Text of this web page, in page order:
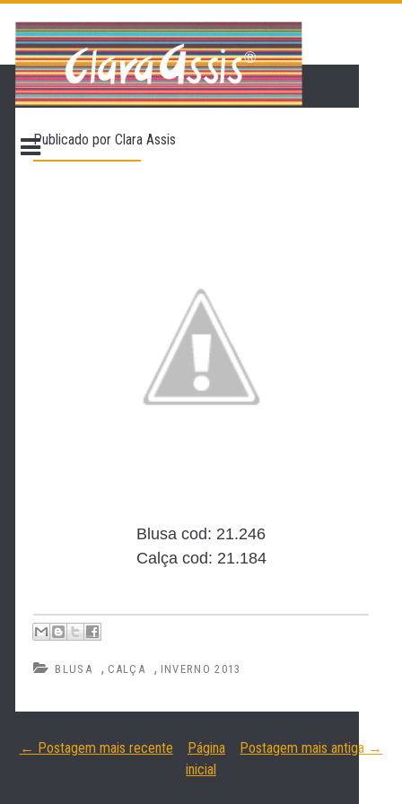
PÁGINA INICIAL
LOJA VIRTUAL
CONTATO
Publicado porClara Assis
Blusa cod: 21.246
Calça cod: 21.184
BLUSA , CALÇA , INVERNO 2013
← Postagem mais recente Postagem mais antiga →
Página
inicial